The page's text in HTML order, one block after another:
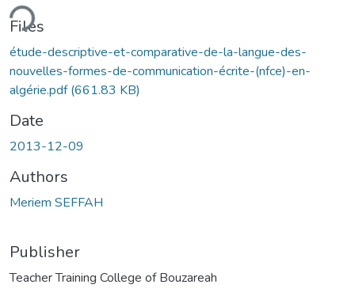
Files
étude-descriptive-et-comparative-de-la-langue-des-
nouvelles-formes-de-communication-écrite-(nfce)-en-
algérie.pdf(661.83 KB)
Date
2013-12-09
Authors
Meriem SEFFAH
Publisher
Teacher Training College of Bouzareah